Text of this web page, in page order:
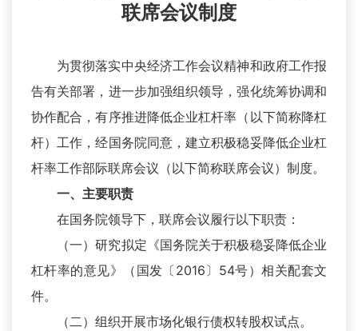
联席会议制度
为贯彻落实中央经济工作会议精神和政府工作报
告有关部署，进一步加强组织领导，强化统筹协调和
协作配合，有序推进降低企业杠杆率（以下简称降杠
杆）工作，经国务院同意，建立积极稳妥降低企业杠
杆率工作部际联席会议（以下简称联席会议）制度。
一、主要职责
在国务院领导下，联席会议履行以下职责：
（一）研究拟定《国务院关于积极稳妥降低企业
杠杆率的意见》（国发〔2016〕54号）相关配套文
件。
（二）组织开展市场化银行债权转股权试点。